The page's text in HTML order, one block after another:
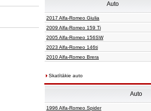
Auto
2017 Alfa-Romeo Giulia
2009 Alfa-Romeo 159 Ti
2005 Alfa-Romeo 156SW
2023 Alfa-Romeo 146ti
2010 Alfa-Romeo Brera
Skatītākie auto
Auto
1996 Alfa-Romeo Spider